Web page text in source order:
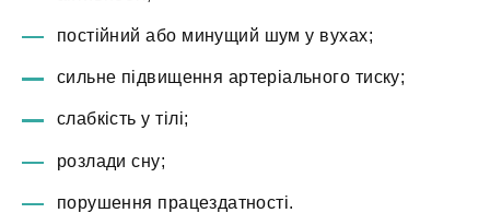
постійний або минущий шум у вухах;
сильне підвищення артеріального тиску;
слабкість у тілі;
розлади сну;
порушення працездатності.